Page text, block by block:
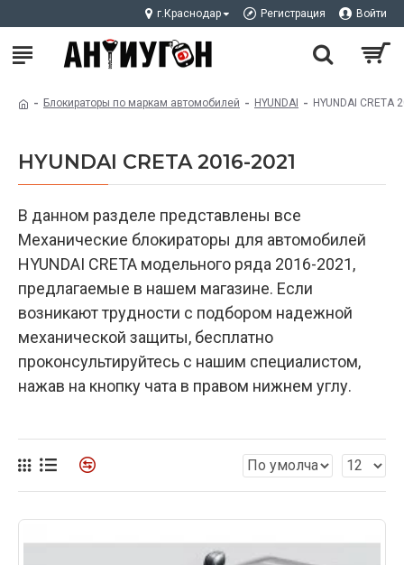
г.Краснодар Регистрация Войти
Блокираторы по маркам автомобилей HYUNDAI HYUNDAI CRETA
HYUNDAI CRETA 2016-2021
В данном разделе представлены все
Механические блокираторы для автомобилей
HYUNDAI CRETA модельного ряда 2016-2021,
предлагаемые в нашем магазине. Если
возникают трудности с подбором надежной
механической защиты, бесплатно
проконсультируйтесь с нашим специалистом,
нажав на кнопку чата в правом нижнем углу.